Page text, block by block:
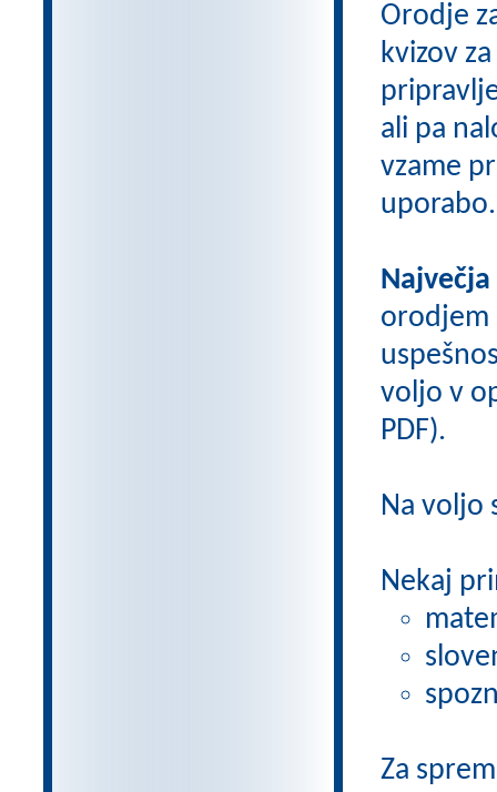
Orodje
kvizov za
ali pa
vzame
uporabo.
orodjem
voljo v
PDF).
Na voljo
Nekaj
Za